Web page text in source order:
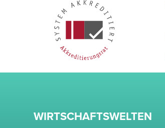
WIRTSCHAFTSWELTEN